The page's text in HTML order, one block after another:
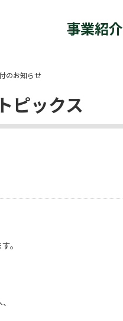
事業紹介
のお知らせ
ピックス
。